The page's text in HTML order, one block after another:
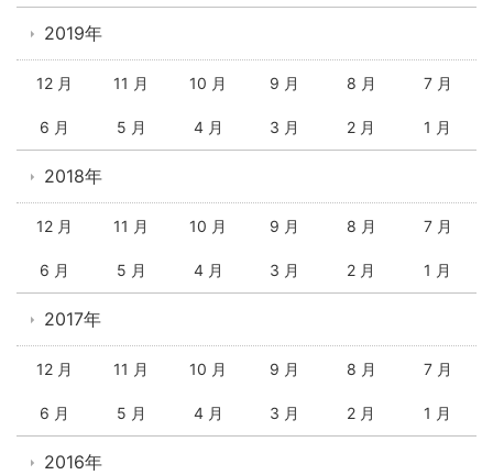
2019年
12 月 11 月 10 月 9 月 8 月 7 月
6 月 5 月 4 月 3 月 2 月 1 月
2018年
12 月 11 月 10 月 9 月 8 月 7 月
6 月 5 月 4 月 3 月 2 月 1 月
2017年
12 月 11 月 10 月 9 月 8 月 7 月
6 月 5 月 4 月 3 月 2 月 1 月
2016年